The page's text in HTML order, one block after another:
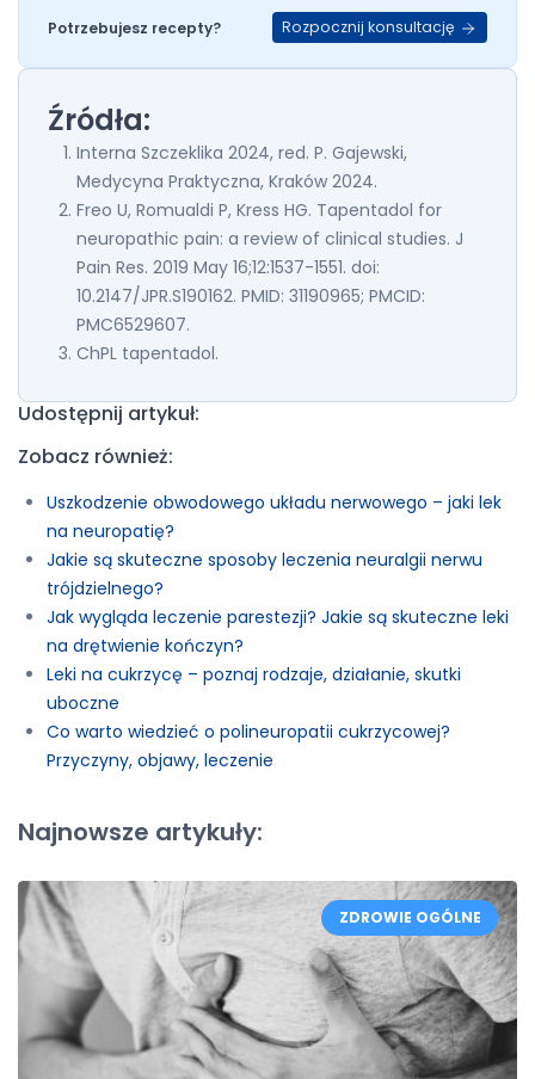
Potrzebujesz recepty? Rozpocznij konsultację
Źródła:
Interna Szczeklika 2024, red. P. Gajewski,
Medycyna Praktyczna, Kraków 2024.
Freo U, Romualdi P, Kress HG. Tapentadol for
neuropathic pain: a review of clinical studies. J
Pain Res. 2019 May 16;12:1537-1551. doi:
10.2147/JPR.S190162. PMID: 31190965; PMCID:
PMC6529607.
ChPL tapentadol.
Udostępnij artykuł:
Zobacz również:
Uszkodzenie obwodowego układu nerwowego – jaki lek
na neuropatię?
Jakie są skuteczne sposoby leczenia neuralgii nerwu
trójdzielnego?
Jak wygląda leczenie parestezji? Jakie są skuteczne leki
na drętwienie kończyn?
Leki na cukrzycę – poznaj rodzaje, działanie, skutki
uboczne
Co warto wiedzieć o polineuropatii cukrzycowej?
Przyczyny, objawy, leczenie
Najnowsze artykuły:
ZDROWIE OGÓLNE